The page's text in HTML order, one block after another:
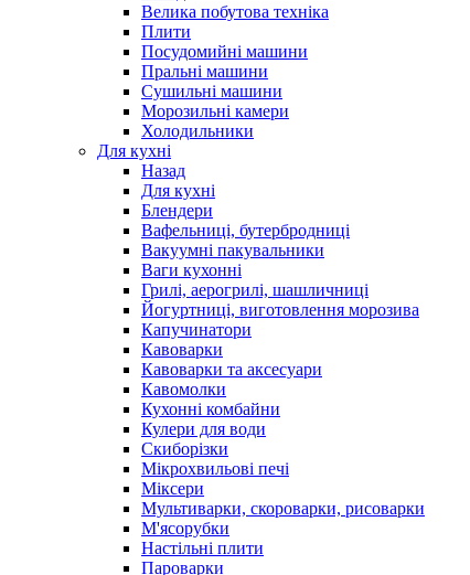
Велика побутова техніка
Плити
Посудомийні машини
Пральні машини
Сушильні машини
Морозильні камери
Холодильники
Для кухні
Назад
Для кухні
Блендери
Вафельниці, бутербродниці
Вакуумні пакувальники
Ваги кухонні
Грилі, аерогрилі, шашличниці
Йогуртниці, виготовлення морозива
Капучинатори
Кавоварки
Кавоварки та аксесуари
Кавомолки
Кухонні комбайни
Кулери для води
Скиборізки
Мікрохвильові печі
Міксери
Мультиварки, скороварки, рисоварки
М'ясорубки
Настільні плити
Пароварки